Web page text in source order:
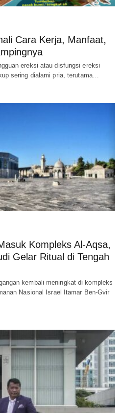
Cara Kerja, Manfaat,
ereksi atau disfungsi ereksi
sering dialami pria, terutama…
Kompleks Al-Aqsa,
Gelar Ritual di Tengah
kembali meningkat di kompleks
Nasional Israel Itamar Ben-Gvir